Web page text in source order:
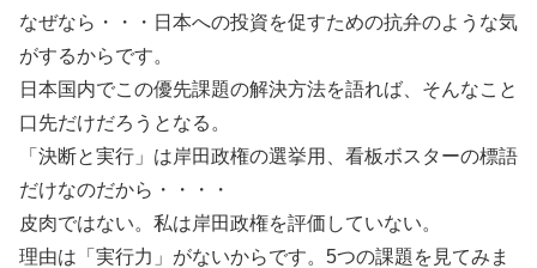
なぜなら・・・日本への投資を促すための抗弁のような気
がするからです。
日本国内でこの優先課題の解決方法を語れば、そんなこと
口先だけだろうとなる。
「決断と実行」は岸田政権の選挙用、看板ボスターの標語
だけなのだから・・・・
皮肉ではない。私は岸田政権を評価していない。
理由は「実行力」がないからです。5つの課題を見てみま